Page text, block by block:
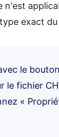
n'est
exact
le
le fichier
«